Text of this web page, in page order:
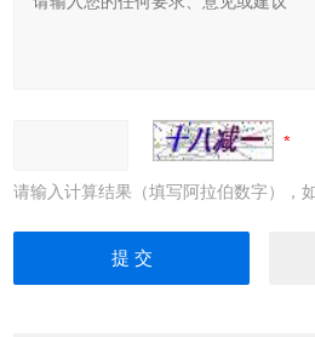
请输入计算结果（填写阿拉伯数字），